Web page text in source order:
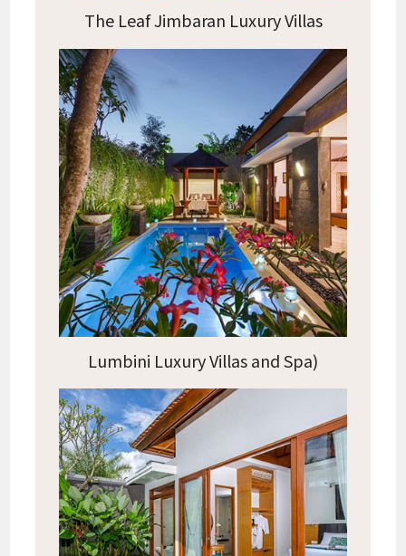
The Leaf Jimbaran Luxury Villas
Lumbini Luxury Villas and Spa)